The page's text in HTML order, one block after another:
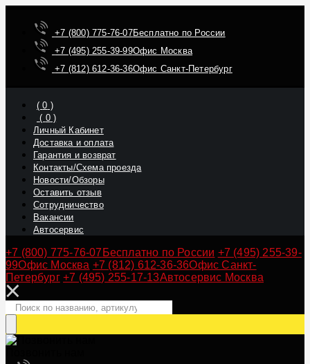
+7 (800) 775-76-07Бесплатно по России
+7 (495) 255-39-99Офис Москва
+7 (812) 612-36-36Офис Санкт-Петербург
(0 )
( 0)
Личный Кабинет
Доставка и оплата
Гарантия и возврат
Контакты/Схема проезда
Новости/Обзоры
Оставить отзыв
Сотрудничество
Вакансии
Автосервис
+7 (800) 775-76-07 Бесплатно по России +7 (495) 255-39-
99Офис Москва +7 (812) 612-36-36Офис Санкт-
Петербург +7 (495) 255-17-13Автосервис Москва